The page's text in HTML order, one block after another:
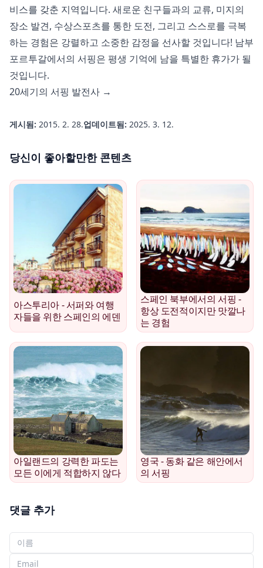
비스를 갖춘 지역입니다. 새로운 친구들과의 교류, 미지의
장소 발견, 수상스포츠를 통한 도전, 그리고 스스로를 극복
하는 경험은 강렬하고 소중한 감정을 선사할 것입니다! 남부
포르투갈에서의 서핑은 평생 기억에 남을 특별한 휴가가 될
것입니다.
20세기의 서핑 발전사 →
게시됨: 2015. 2. 28.업데이트됨: 2025. 3. 12.
당신이 좋아할만한 콘텐츠
아스투리아 - 서퍼와 여행
자들을 위한 스페인의 에덴
스페인 북부에서의 서핑 -
항상 도전적이지만 맛깔나
는 경험
아일랜드의 강력한 파도는
모든 이에게 적합하지 않다
영국 - 동화 같은 해안에서
의 서핑
댓글 추가
당신의 이름
당신의 이메일